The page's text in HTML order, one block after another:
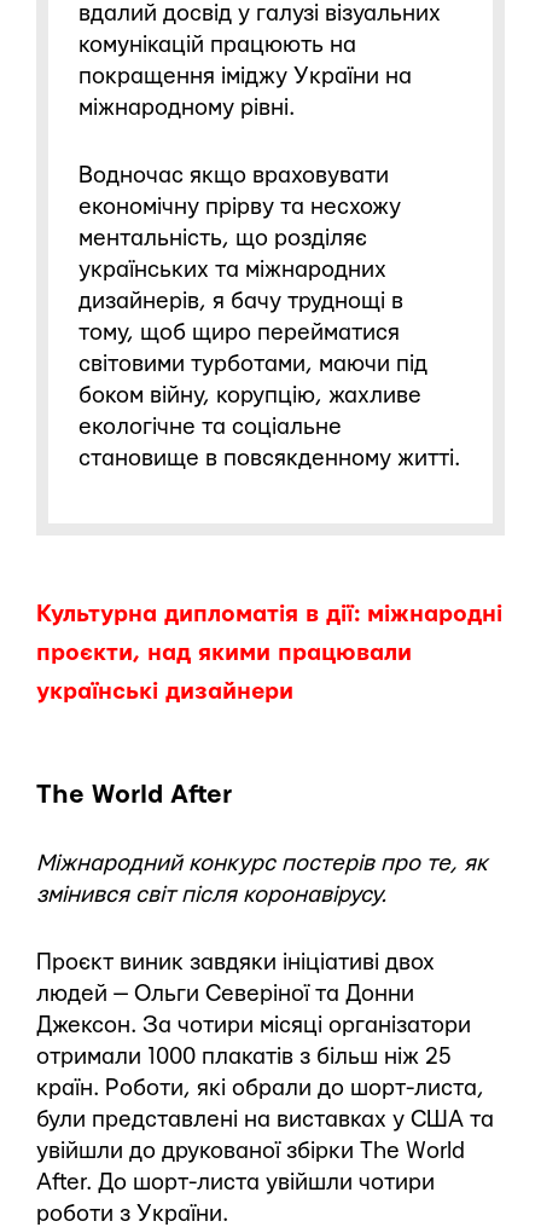
вдалий досвід у галузі візуальних
комунікацій працюють на
покращення іміджу України на
міжнародному рівні.
Водночас якщо враховувати
економічну прірву та несхожу
ментальність, що розділяє
українських та міжнародних
дизайнерів, я бачу труднощі в
тому, щоб щиро перейматися
світовими турботами, маючи під
боком війну, корупцію, жахливе
екологічне та соціальне
становище в повсякденному житті.
Культурна дипломатія в дії: міжнародні
проєкти, над якими працювали
українські дизайнери
The World After
Міжнародний конкурс постерів про те, як
змінився світ після коронавірусу.
Проєкт виник завдяки ініціативі двох
людей — Ольги Северіної та Донни
Джексон. За чотири місяці організатори
отримали 1000 плакатів з більш ніж 25
країн. Роботи, які обрали до шорт-листа,
були представлені на виставках у США та
увійшли до друкованої збірки The World
After. До шорт-листа увійшли чотири
роботи з України.